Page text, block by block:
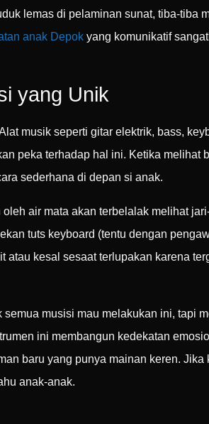
lemas di pelaminan sunat, tiba-tiba
anak Depok yang komunikatif
yang Unik
musik seperti gitar elektrik, bass,
peka terhadap hal ini. Ketika melihat
sederhana di depan si anak.
air mata akan terbelalak melihat
tuts keyboard (tentu dengan
kesal sesaat terlupakan karena
musisi mau melakukan ini, tapi
ini membangun kedekatan
baru yang punya mainan keren. Jika
anak-anak.